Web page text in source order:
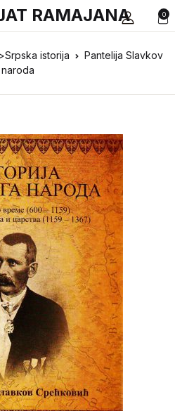
0
RAMAJANA
istorija
Pantelija Slavkov